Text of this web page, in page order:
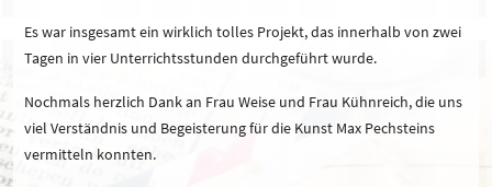
Es war insgesamt ein wirklich tolles Projekt, das innerhalb von zwei
Tagen in vier Unterrichtsstunden durchgeführt wurde.
Nochmals herzlich Dank an Frau Weise und Frau Kühnreich, die uns
viel Verständnis und Begeisterung für die Kunst Max Pechsteins
vermitteln konnten.